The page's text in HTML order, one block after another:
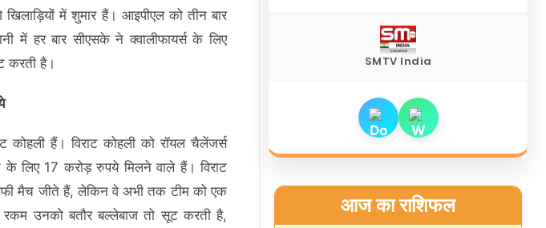
में शुमार हैं। आइपीएल को तीन बार
में हर बार सीएसके ने क्वालीफायर्स के लिए
करती है।
हैं। विराट कोहली को रॉयल चैलेंजर्स
लिए 17 करोड़ रुपये मिलने वाले हैं। विराट
मैच जीते हैं, लेकिन वे अभी तक टीम को एक
उनको बतौर बल्लेबाज तो सूट करती है,
SMTV India
आज का राशिफल